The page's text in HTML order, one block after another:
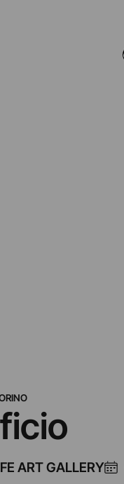
ART GALLERY